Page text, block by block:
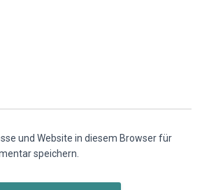
und Website in diesem Browser für
speichern.